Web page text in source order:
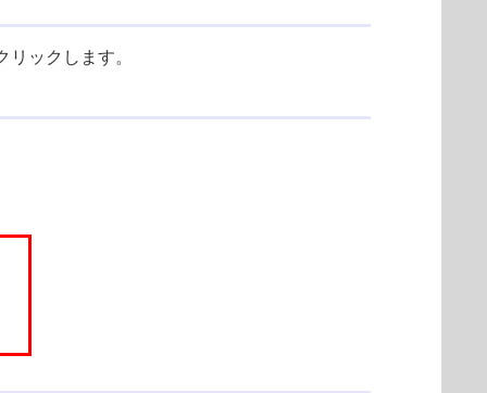
ックします。